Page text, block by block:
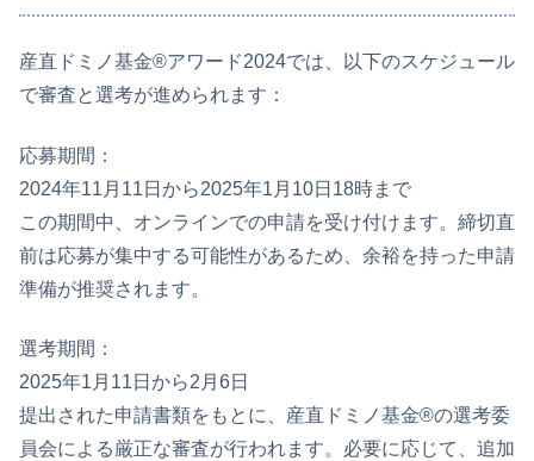
産直ドミノ基金®アワード2024では、以下のスケジュール
で審査と選考が進められます：
応募期間：
2024年11月11日から2025年1月10日18時まで
この期間中、オンラインでの申請を受け付けます。締切直
前は応募が集中する可能性があるため、余裕を持った申請
準備が推奨されます。
選考期間：
2025年1月11日から2月6日
提出された申請書類をもとに、産直ドミノ基金®の選考委
員会による厳正な審査が行われます。必要に応じて、追加